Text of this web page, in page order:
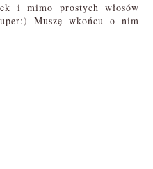
i mimo prostych włosów
Muszę wkońcu o nim